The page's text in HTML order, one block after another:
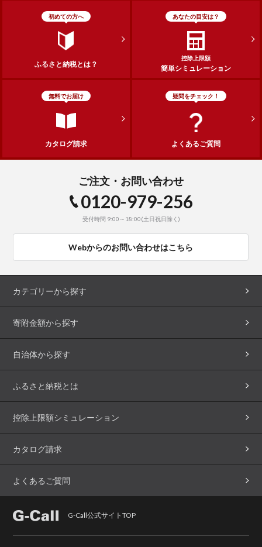
初めての方へ
ふるさと納税とは？
あなたの目安は？
控除上限額
簡単シミュレーション
無料でお届け
カタログ請求
疑問をチェック！
よくあるご質問
ご注文・お問い合わせ
0120-979-256
受付時間 9:00～18:00(土日祝日除く)
Webからのお問い合わせはこちら
カテゴリーから探す
寄附金額から探す
自治体から探す
ふるさと納税とは
控除上限額シミュレーション
カタログ請求
よくあるご質問
G-Call公式サイトTOP